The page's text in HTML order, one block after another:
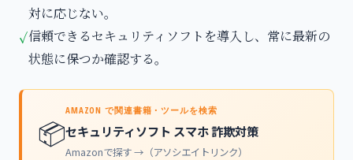
対に応じない。
✓信頼できるセキュリティソフトを導入し、常に最新の
状態に保つか確認する。
📦
AMAZON で関連書籍・ツールを検索
セキュリティソフト スマホ 詐欺対策
Amazonで探す →（アソシエイトリンク）